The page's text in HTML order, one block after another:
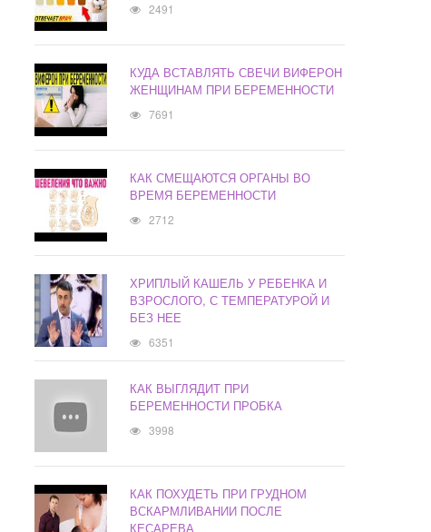
2491
КУДА ВСТАВЛЯТЬ СВЕЧИ ВИФЕРОН
ЖЕНЩИНАМ ПРИ БЕРЕМЕННОСТИ
7691
КАК СМЕЩАЮТСЯ ОРГАНЫ ВО
ВРЕМЯ БЕРЕМЕННОСТИ
2712
ХРИПЛЫЙ КАШЕЛЬ У РЕБЕНКА И
ВЗРОСЛОГО, С ТЕМПЕРАТУРОЙ И
БЕЗ НЕЕ
6351
КАК ВЫГЛЯДИТ ПРИ
БЕРЕМЕННОСТИ ПРОБКА
3998
КАК ПОХУДЕТЬ ПРИ ГРУДНОМ
ВСКАРМЛИВАНИИ ПОСЛЕ
КЕСАРЕВА